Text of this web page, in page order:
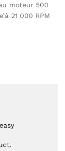
moteur 500
21 000 RPM